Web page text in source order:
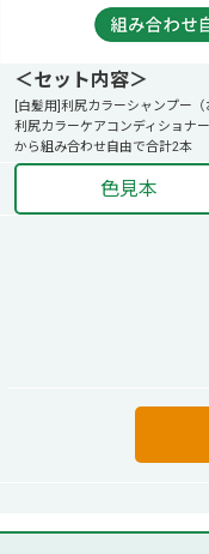
＜セット内容＞
[白髪用]利尻カラーシャンプー
利尻カラーケアコンディショナ
から組み合わせ自由で合計2本
色見本